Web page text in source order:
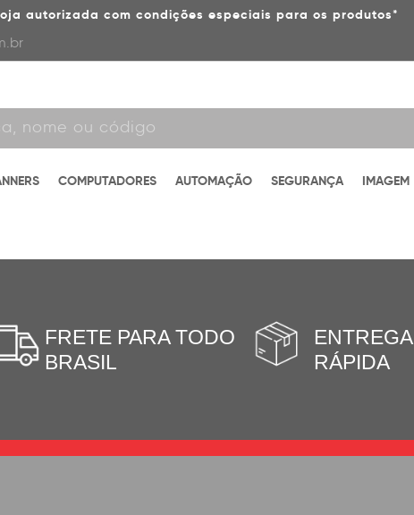
autorizada com condições especiais para os produtos*
COMPUTADORES AUTOMAÇÃO SEGURANÇA IMAGEM
FRETE PARA TODO
BRASIL
ENTREGA
RÁPIDA